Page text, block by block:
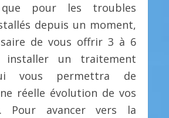
pour les troubles
depuis un moment,
de vous offrir 3 à 6
installer un traitement
vous permettra de
réelle évolution de vos
Pour avancer vers la